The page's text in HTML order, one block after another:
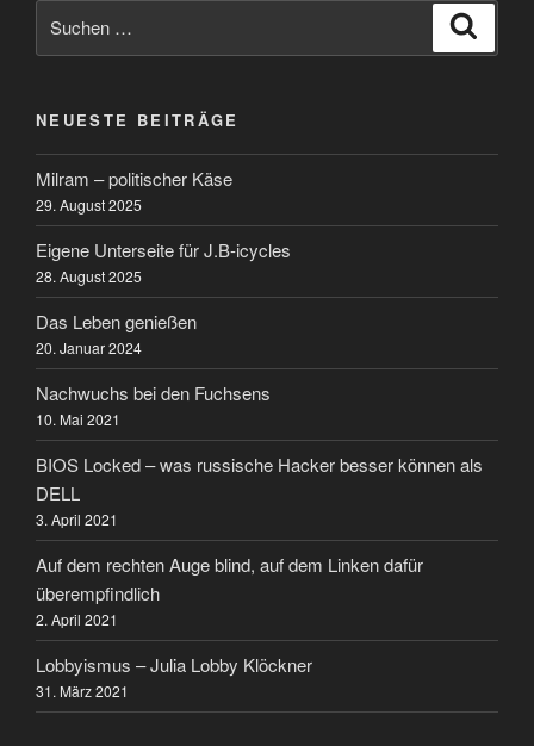
nach:
NEUESTE BEITRÄGE
Milram – politischer Käse
29. August 2025
Eigene Unterseite für J.B-icycles
28. August 2025
Das Leben genießen
20. Januar 2024
Nachwuchs bei den Fuchsens
10. Mai 2021
BIOS Locked – was russische Hacker besser können als
DELL
3. April 2021
Auf dem rechten Auge blind, auf dem Linken dafür
überempfindlich
2. April 2021
Lobbyismus – Julia Lobby Klöckner
31. März 2021